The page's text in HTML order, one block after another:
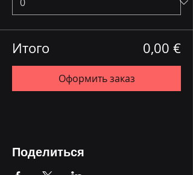
Итого 0,00 €
Оформить заказ
Поделиться